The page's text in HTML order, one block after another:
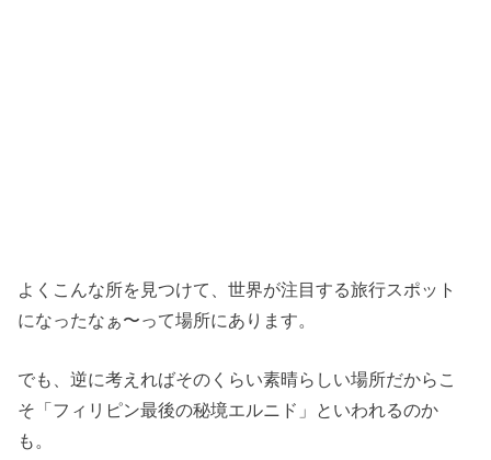
よくこんな所を見つけて、世界が注目する旅行スポット
になったなぁ〜って場所にあります。
でも、逆に考えればそのくらい素晴らしい場所だからこ
そ「フィリピン最後の秘境エルニド」といわれるのか
も。